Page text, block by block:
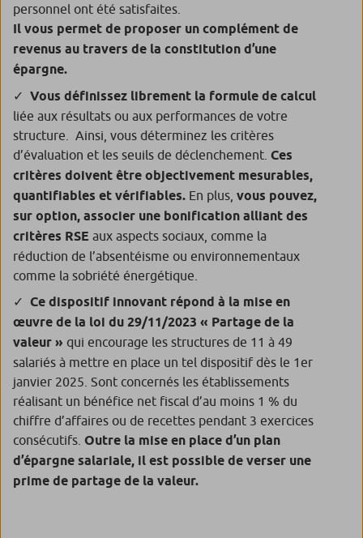
personnel ont été satisfaites.
Il vous permet de proposer un complément de
revenus au travers de la constitution d’une
épargne.
Vous définissez librement la formule de calcul
liée aux résultats ou aux performances de votre
structure. Ainsi, vous déterminez les critères
d’évaluation et les seuils de déclenchement. Ces
critères doivent être objectivement mesurables,
quantifiables et vérifiables. En plus, vous pouvez,
sur option, associer une bonification alliant des
critères RSE aux aspects sociaux, comme la
réduction de l’absentéisme ou environnementaux
comme la sobriété énergétique.
Ce dispositif innovant répond à la mise en
œuvre de la loi du 29/11/2023 « Partage de la
valeur » qui encourage les structures de 11 à 49
salariés à mettre en place un tel dispositif dès le 1er
janvier 2025. Sont concernés les établissements
réalisant un bénéfice net fiscal d’au moins 1 % du
chiffre d’affaires ou de recettes pendant 3 exercices
consécutifs. Outre la mise en place d’un plan
d’épargne salariale, il est possible de verser une
prime de partage de la valeur.